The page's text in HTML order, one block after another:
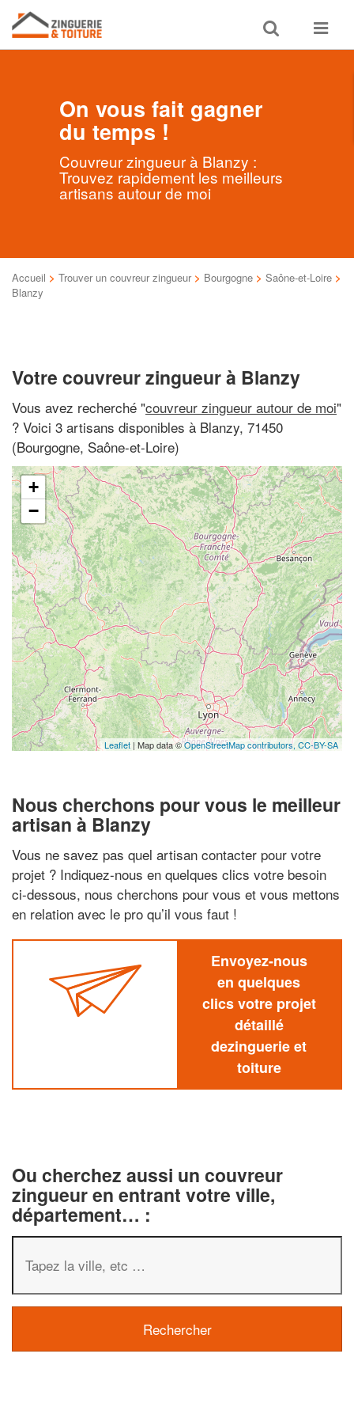
Toggle
search
Toggle
On vous fait gagner
du temps !
Couvreur zingueur à Blanzy :
Trouvez rapidement les meilleurs
artisans autour de moi
Accueil > Trouver un couvreur zingueur > Bourgogne > Saône-et-Loire >
Blanzy
Votre couvreur zingueur à Blanzy
Vous avez recherché "couvreur zingueur autour de moi"
? Voici 3 artisans disponibles à Blanzy, 71450
(Bourgogne, Saône-et-Loire)
+
−
Leaflet | Map data ©OpenStreetMap contributors, CC-BY-SA
Nous cherchons pour vous le meilleur
artisan à Blanzy
Vous ne savez pas quel artisan contacter pour votre
projet ? Indiquez-nous en quelques clics votre besoin
ci-dessous, nous cherchons pour vous et vous mettons
en relation avec le pro qu’il vous faut !
Envoyez-nous
en quelques
clics votre projet
détaillé
dezinguerie et
toiture
Ou cherchez aussi un couvreur
zingueur en entrant votre ville,
département… :